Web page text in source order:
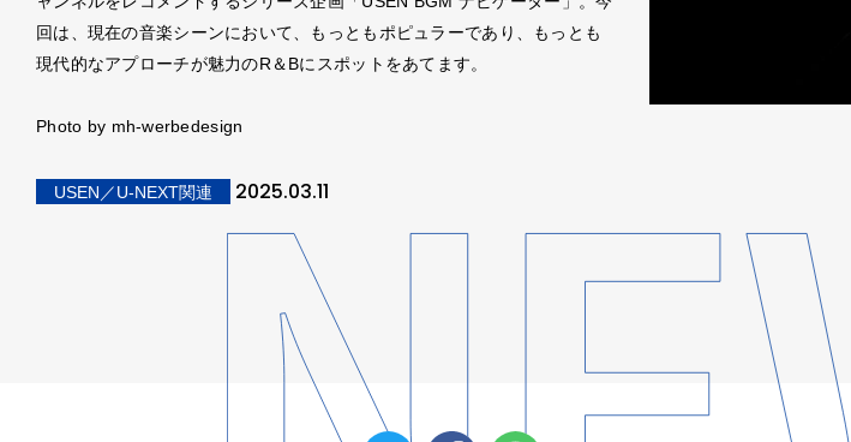
回は、現在の音楽シーンにおいて、もっともポピュラーであり、もっとも
現代的なアプローチが魅力のR＆Bにスポットをあてます。
Photo by mh-werbedesign
USEN／U-NEXT関連 2025.03.11